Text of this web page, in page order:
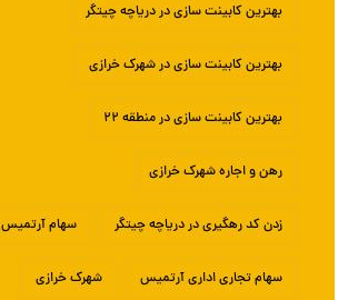
بهترین کابینت سازی در دریاچه چیتگر
بهترین کابینت سازی در شهرک خرازی
بهترین کابینت سازی در منطقه ۲۲
رهن و اجاره شهرک خرازی
زدن کد رهگیری در دریاچه چیتگر سهام آرتمیس
سهام تجاری اداری آرتمیس شهرک خرازی